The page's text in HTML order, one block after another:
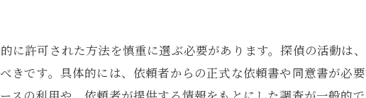
に許可された方法を慎重に選ぶ必要があります。探偵の活動は
きです。具体的には、依頼者からの正式な依頼書や同意書が必